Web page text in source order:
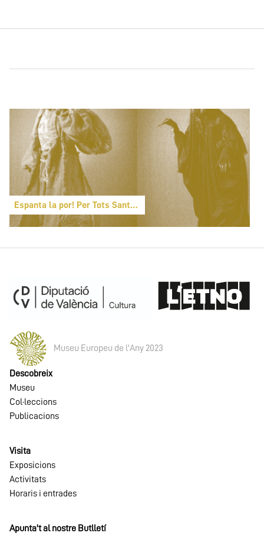
Espanta la por! Per Tots Sants monstres valencians
Museu Europeu de l'Any 2023
Descobreix
Museu
Col·leccions
Publicacions
Visita
Exposicions
Activitats
Horaris i entrades
Apunta't al nostre Butlletí